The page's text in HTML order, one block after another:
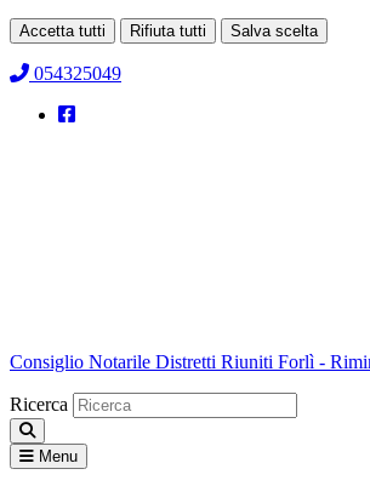
Accetta tutti Rifiuta tutti Salva scelta
054325049
Consiglio Notarile Distretti Riuniti Forlì -
Ricerca
Menu